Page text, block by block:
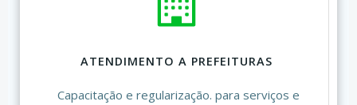
ATENDIMENTO A PREFEITURAS
Capacitação e regularização. para serviços e